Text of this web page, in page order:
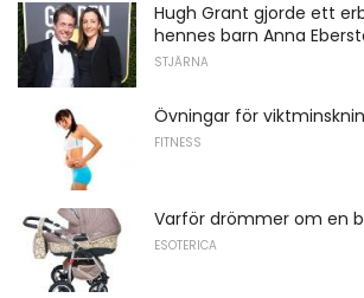
Hugh Grant gjorde ett
hennes barn Anna
STJÄRNA
Övningar för
FITNESS
Varför drömmer om en
ESOTERICA